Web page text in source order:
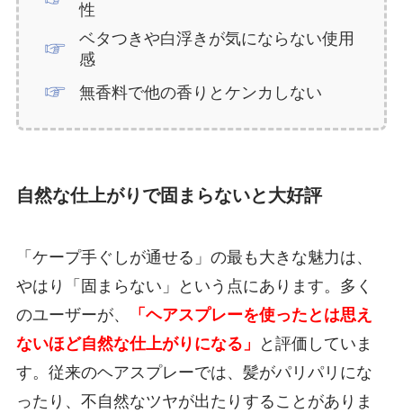
性
ベタつきや白浮きが気にならない使用
感
無香料で他の香りとケンカしない
自然な仕上がりで固まらないと大好評
「ケープ手ぐしが通せる」の最も大きな魅力は、
やはり「固まらない」という点にあります。多く
のユーザーが、
「ヘアスプレーを使ったとは思え
ないほど自然な仕上がりになる」
と評価していま
す。従来のヘアスプレーでは、髪がパリパリにな
ったり、不自然なツヤが出たりすることがありま